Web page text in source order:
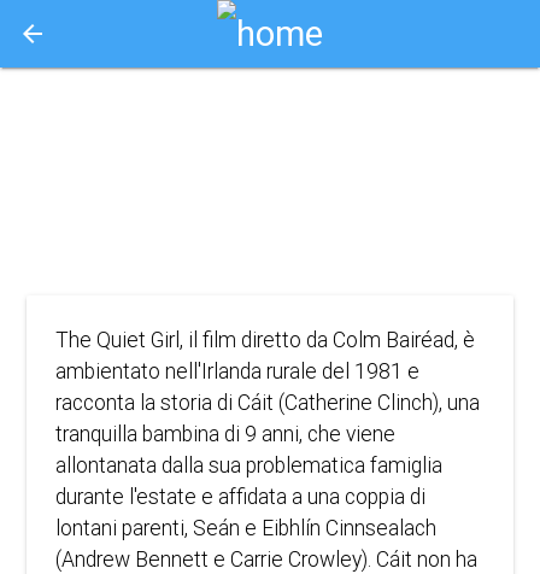
arrow_back
The Quiet Girl, il film diretto da Colm Bairéad, è
ambientato nell'Irlanda rurale del 1981 e
racconta la storia di Cáit (Catherine Clinch), una
tranquilla bambina di 9 anni, che viene
allontanata dalla sua problematica famiglia
durante l'estate e affidata a una coppia di
lontani parenti, Seán e Eibhlín Cinnsealach
(Andrew Bennett e Carrie Crowley). Cáit non ha